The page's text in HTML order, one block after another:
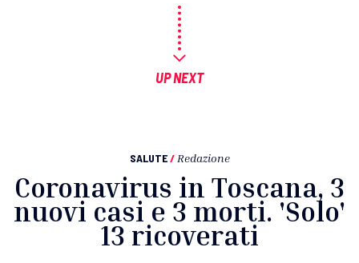
UP NEXT
SALUTE / Redazione
Coronavirus in Toscana, 3
nuovi casi e 3 morti. 'Solo'
13 ricoverati